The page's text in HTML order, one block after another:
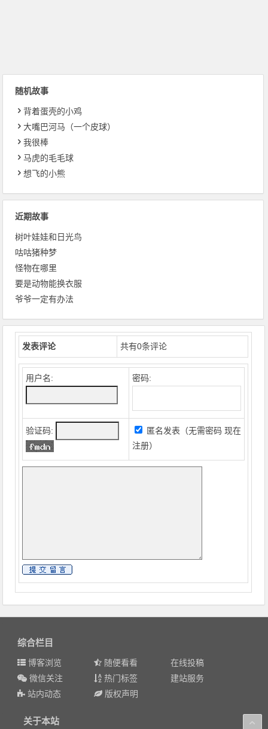
随机故事
背着蛋壳的小鸡
大嘴巴河马（一个皮球）
我很棒
马虎的毛毛球
想飞的小熊
近期故事
树叶娃娃和日光鸟
咕咕猪种梦
怪物在哪里
要是动物能换衣服
爷爷一定有办法
发表评论 共有0条评论
用户名: 密码:
验证码: 匿名发表（无需密码现在
注册）
综合栏目
博客浏览 随便看看
在线投稿
微信关注
热门标签
建站服务
站内动态
版权声明
关于本站